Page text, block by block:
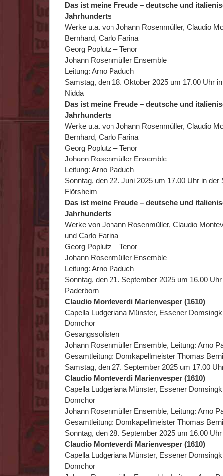
Das ist meine Freude – deutsche und
Jahrhunderts
Werke u.a. von Johann Rosenmüller, Claudio
Bernhard, Carlo Farina
Georg Poplutz – Tenor
Johann Rosenmüller Ensemble
Leitung: Arno Paduch
Samstag, den 18. Oktober 2025 um 17.00 Uhr
Nidda
Das ist meine Freude – deutsche und
Jahrhunderts
Werke u.a. von Johann Rosenmüller, Claudio
Bernhard, Carlo Farina
Georg Poplutz – Tenor
Johann Rosenmüller Ensemble
Leitung: Arno Paduch
Sonntag, den 22. Juni 2025 um 17.00 Uhr in der
Flörsheim
Das ist meine Freude – deutsche und
Jahrhunderts
Werke von Johann Rosenmüller, Claudio
und Carlo Farina
Georg Poplutz – Tenor
Johann Rosenmüller Ensemble
Leitung: Arno Paduch
Sonntag, den 21. September 2025 um 16.00
Paderborn
Claudio Monteverdi Marienvesper (1610)
Capella Ludgeriana Münster, Essener
Domchor
Gesangssolisten
Johann Rosenmüller Ensemble, Leitung: Arno
Gesamtleitung: Domkapellmeister Thomas
Samstag, den 27. September 2025 um 17.00
Claudio Monteverdi Marienvesper (1610)
Capella Ludgeriana Münster, Essener
Domchor
Johann Rosenmüller Ensemble, Leitung: Arno
Gesamtleitung: Domkapellmeister Thomas
Sonntag, den 28. September 2025 um 16.00
Claudio Monteverdi Marienvesper (1610)
Capella Ludgeriana Münster, Essener
Domchor